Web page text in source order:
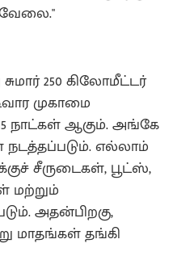
250 கிலோமீட்டர்
முகாமை
நாட்கள் ஆகும். அங்கே
எல்லாம்
சீருடைகள், பூட்ஸ்,
மற்றும்
அதன்பிறகு,
மாதங்கள் தங்கி